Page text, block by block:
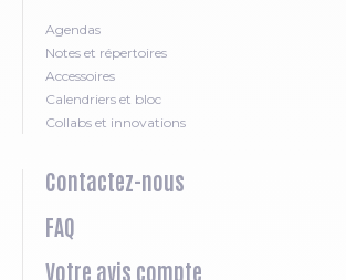
Agendas
Notes et répertoires
Accessoires
Calendriers et bloc
Collabs et innovations
Contactez-nous
FAQ
Votre avis compte